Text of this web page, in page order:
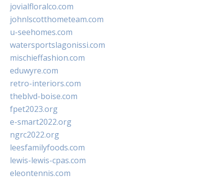
jovialfloralco.com
johnlscotthometeam.com
u-seehomes.com
watersportslagonissi.com
mischieffashion.com
eduwyre.com
retro-interiors.com
theblvd-boise.com
fpet2023.org
e-smart2022.org
ngrc2022.org
leesfamilyfoods.com
lewis-lewis-cpas.com
eleontennis.com